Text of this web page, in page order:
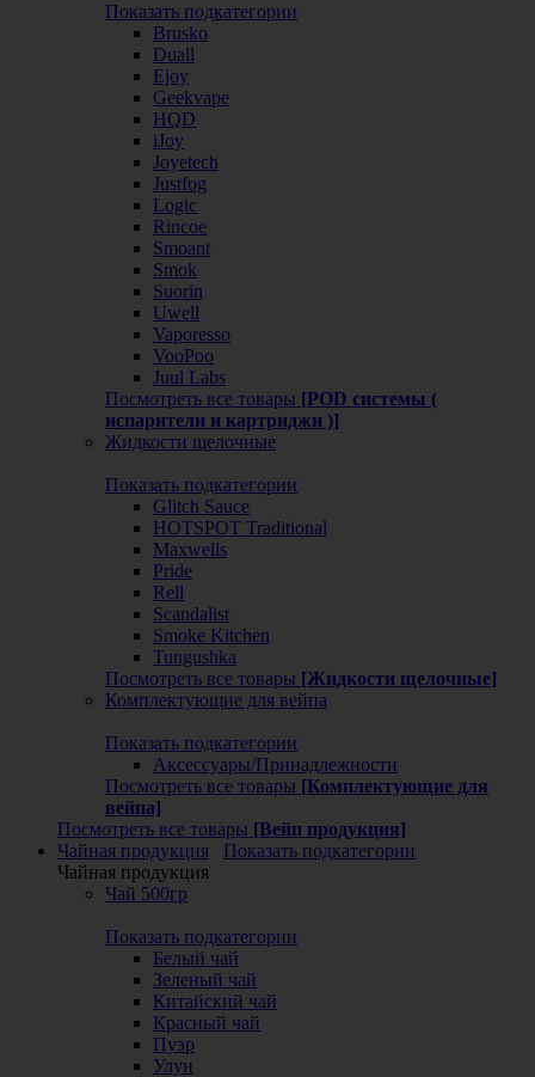
Показать подкатегории
Brusko
Duall
Ejoy
Geekvape
HQD
iJoy
Joyetech
Justfog
Logic
Rincoe
Smoant
Smok
Suorin
Uwell
Vaporesso
VooPoo
Juul Labs
Посмотреть все товары [POD системы (
испарители и картриджи )]
Жидкости щелочные
Показать подкатегории
Glitch Sauce
HOTSPOT Traditional
Maxwells
Pride
Rell
Scandalist
Smoke Kitchen
Tungushka
Посмотреть все товары [Жидкости щелочные]
Комплектующие для вейпа
Показать подкатегории
Аксессуары/Принадлежности
Посмотреть все товары [Комплектующие для
вейпа]
Посмотреть все товары [Вейп продукция]
Чайная продукция
Показать подкатегории
Чайная продукция
Чай 500гр
Показать подкатегории
Белый чай
Зеленый чай
Китайский чай
Красный чай
Пуэр
Улун